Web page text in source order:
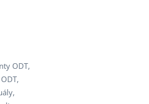
ODT,